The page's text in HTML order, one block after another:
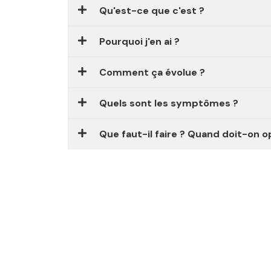
Qu'est-ce que c'est ?
Pourquoi j'en ai ?
Comment ça évolue ?
Quels sont les symptômes ?
Que faut-il faire ? Quand doit-on